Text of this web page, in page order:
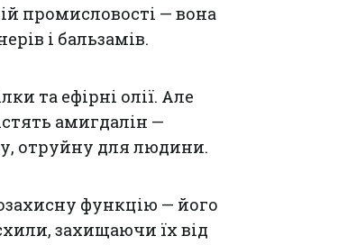
промисловості — вона
і бальзамів.
та ефірні олії. Але
амигдалін —
отруйну для людини.
функцію — його
захищаючи їх від